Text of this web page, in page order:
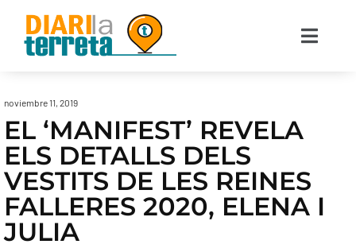
noviembre 11, 2019
EL ‘MANIFEST’ REVELA
ELS DETALLS DELS
VESTITS DE LES REINES
FALLERES 2020, ELENA I
JULIA